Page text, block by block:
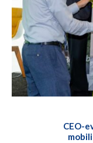
CEO-